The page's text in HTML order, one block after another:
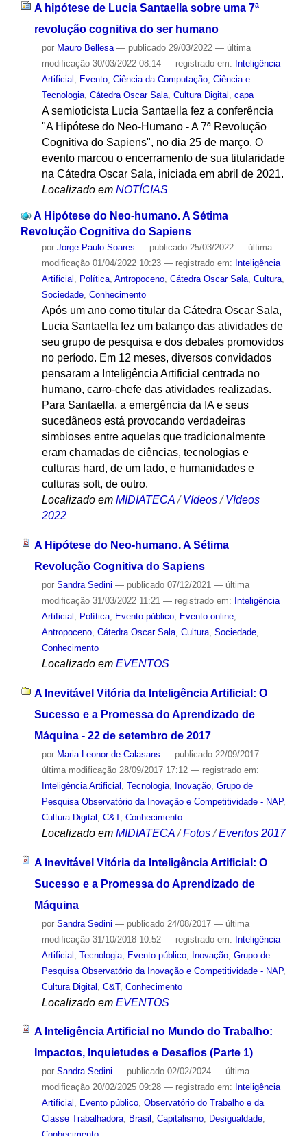
A hipótese de Lucia Santaella sobre uma 7ª
revolução cognitiva do ser humano
por Mauro Bellesa — publicado29/03/2022 — última
modificação30/03/2022 08:14 — registrado em: Inteligência
Artificial
Evento, Ciência da Computação, Ciência e
Tecnologia, Cátedra Oscar Sala, Cultura Digital capa
A semioticista Lucia Santaella fez a conferência
"A Hipótese do Neo-Humano - A 7ª Revolução
Cognitiva do Sapiens", no dia 25 de março. O
evento marcou o encerramento de sua titularidade
na Cátedra Oscar Sala, iniciada em abril de 2021.
Localizado em NOTÍCIAS
A Hipótese do Neo-humano. A Sétima
Revolução Cognitiva do Sapiens
por Jorge Paulo Soares — publicado25/03/2022 — última
modificação01/04/2022 10:23 — registrado em: Inteligência
Artificial , Política, Antropoceno, Cátedra Oscar Sala, Cultura,
Sociedade, Conhecimento
Após um ano como titular da Cátedra Oscar Sala,
Lucia Santaella fez um balanço das atividades de
seu grupo de pesquisa e dos debates promovidos
no período. Em 12 meses, diversos convidados
pensaram a Inteligência Artificial centrada no
humano, carro-chefe das atividades realizadas.
Para Santaella, a emergência da IA e seus
sucedâneos está provocando verdadeiras
simbioses entre aquelas que tradicionalmente
eram chamadas de ciências, tecnologias e
culturas hard, de um lado, e humanidades e
culturas soft, de outro.
Localizado em MIDIATECA / Vídeos / Vídeos
2022
A Hipótese do Neo-humano. A Sétima
Revolução Cognitiva do Sapiens
por Sandra Sedini — publicado07/12/2021 — última
modificação31/03/2022 11:21 — registrado em: Inteligência
Artificial , Política, Evento público, Evento online,
Antropoceno, Cátedra Oscar Sala, Cultura, Sociedade,
Conhecimento
Localizado em EVENTOS
A Inevitável Vitória da Inteligência Artificial: O
Sucesso e a Promessa do Aprendizado de
Máquina - 22 de setembro de 2017
por Maria Leonor de Calasans — publicado22/09/2017 —
última modificação28/09/2017 17:12 — registrado em:
Inteligência Artificial
Tecnologia, Inovação, Grupo de
Pesquisa Observatório da Inovação e Competitividade - NAP,
Cultura Digital
C&T, Conhecimento
Localizado em MIDIATECA /Fotos /Eventos 2017
A Inevitável Vitória da Inteligência Artificial: O
Sucesso e a Promessa do Aprendizado de
Máquina
por Sandra Sedini — publicado24/08/2017 — última
modificação31/10/2018 10:52 — registrado em: Inteligência
Artificial Tecnologia, Evento público, Inovação, Grupo de
Pesquisa Observatório da Inovação e Competitividade - NAP,
Cultura Digital C&T, Conhecimento
Localizado em EVENTOS
A Inteligência Artificial no Mundo do Trabalho:
Impactos, Inquietudes e Desafios (Parte 1)
por Sandra Sedini — publicado02/02/2024 — última
modificação20/02/2025 09:28 — registrado em: Inteligência
Artificial , Evento público, Observatório do Trabalho e da
Classe Trabalhadora, Brasil , Capitalismo, Desigualdade,